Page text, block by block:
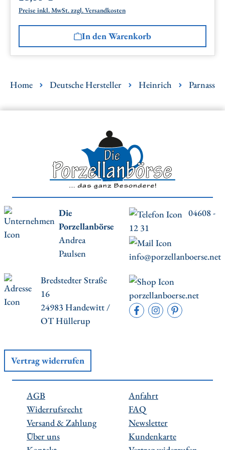
Preise inkl. MwSt. zzgl. Versandkosten
In den Warenkorb
Home Deutsche Hersteller Heinrich Parnass
Die
Porzellanbörse
Andrea
Paulsen
04608 -
12 31
info@porzellanboerse.net
Bredstedter Straße
16
24983 Handewitt /
OT Hüllerup
porzellanboerse.net
Vertrag widerrufen
AGB
Widerrufsrecht
Versand & Zahlung
Über uns
Anfahrt
FAQ
Newsletter
Kundenkarte